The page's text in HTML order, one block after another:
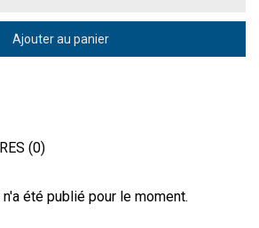
Ajouter au panier
(0)
été publié pour le moment.